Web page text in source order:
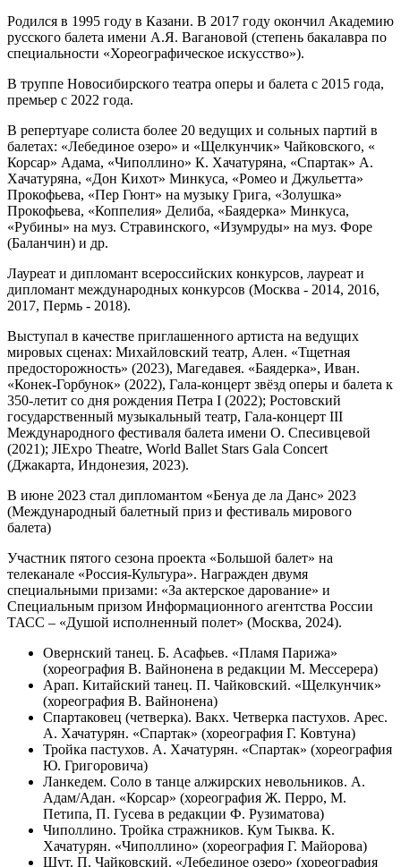
Родился в 1995 году в Казани. В 2017 году окончил Академию
русского балета имени А.Я. Вагановой (степень бакалавра по
специальности «Хореографическое искусство»).
В труппе Новосибирского театра оперы и балета с 2015 года,
премьер с 2022 года.
В репертуаре солиста более 20 ведущих и сольных партий в
балетах: «Лебединое озеро» и «Щелкунчик» Чайковского, «
Корсар» Адама, «Чиполлино» К. Хачатуряна, «Спартак» А.
Хачатуряна, «Дон Кихот» Минкуса, «Ромео и Джульетта»
Прокофьева, «Пер Гюнт» на музыку Грига, «Золушка»
Прокофьева, «Коппелия» Делиба, «Баядерка» Минкуса,
«Рубины» на муз. Стравинского, «Изумруды» на муз. Форе
(Баланчин) и др.
Лауреат и дипломант всероссийских конкурсов, лауреат и
дипломант международных конкурсов (Москва - 2014, 2016,
2017, Пермь - 2018).
Выступал в качестве приглашенного артиста на ведущих
мировых сценах: Михайловский театр, Ален. «Тщетная
предосторожность» (2023), Магедавея. «Баядерка», Иван.
«Конек-Горбунок» (2022), Гала-концерт звёзд оперы и балета к
350-летит со дня рождения Петра I (2022); Ростовский
государственный музыкальный театр, Гала-концерт III
Международного фестиваля балета имени О. Спесивцевой
(2021); JIExpo Theatre, World Ballet Stars Gala Concert
(Джакарта, Индонезия, 2023).
В июне 2023 стал дипломантом «Бенуа де ла Данс» 2023
(Международный балетный приз и фестиваль мирового
балета)
Участник пятого сезона проекта «Большой балет» на
телеканале «Россия-Культура». Награжден двумя
специальными призами: «За актерское дарование» и
Специальным призом Информационного агентства России
ТАСС – «Душой исполненный полет» (Москва, 2024).
Овернский танец. Б. Асафьев. «Пламя Парижа»
(хореография В. Вайнонена в редакции М. Мессерера)
Арап. Китайский танец. П. Чайковский. «Щелкунчик»
(хореография В. Вайнонена)
Спартаковец (четверка). Вакх. Четверка пастухов. Арес.
А. Хачатурян. «Спартак» (хореография Г. Ковтуна)
Тройка пастухов. А. Хачатурян. «Спартак» (хореография
Ю. Григоровича)
Ланкедем. Соло в танце алжирских невольников. А.
Адам/Адан. «Корсар» (хореография Ж. Перро, М.
Петипа, П. Гусева в редакции Ф. Рузиматова)
Чиполлино. Тройка стражников. Кум Тыква. К.
Хачатурян. «Чиполлино» (хореография Г. Майорова)
Шут. П. Чайковский. «Лебединое озеро» (хореография